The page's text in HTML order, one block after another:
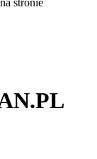
stronie